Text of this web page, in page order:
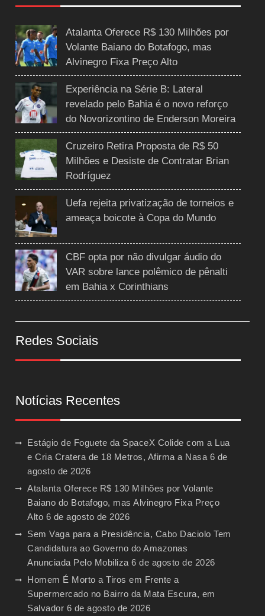
Atalanta Oferece R$ 130 Milhões por
Volante Baiano do Botafogo, mas
Alvinegro Fixa Preço Alto
Experiência na Série B: Lateral
revelado pelo Bahia é o novo reforço
do Novorizontino de Enderson Moreira
Cruzeiro Retira Proposta de R$ 50
Milhões e Desiste de Contratar Brian
Rodríguez
Uefa rejeita privatização de torneios e
ameaça boicote à Copa do Mundo
CBF opta por não divulgar áudio do
VAR sobre lance polêmico de pênalti
em Bahia x Corinthians
Redes Sociais
Notícias Recentes
Estágio de Foguete da SpaceX Colide com a Lua
e Cria Cratera de 18 Metros, Afirma a Nasa 6 de
agosto de 2026
Atalanta Oferece R$ 130 Milhões por Volante
Baiano do Botafogo, mas Alvinegro Fixa Preço
Alto 6 de agosto de 2026
Sem Vaga para a Presidência, Cabo Daciolo Tem
Candidatura ao Governo do Amazonas
Anunciada Pelo Mobiliza 6 de agosto de 2026
Homem É Morto a Tiros em Frente a
Supermercado no Bairro da Mata Escura, em
Salvador 6 de agosto de 2026